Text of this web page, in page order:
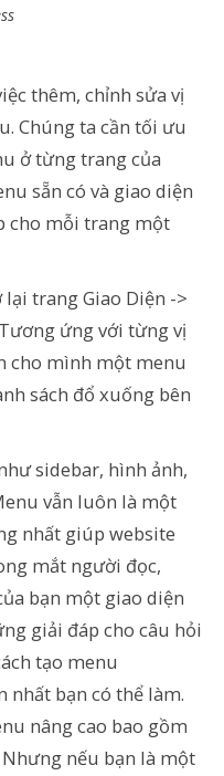
thêm, chỉnh sửa vị
Chúng ta cần tối ưu
ở từng trang của
sẵn có và giao diện
cho mỗi trang một
trang Giao Diện ->
ứng với từng vị
cho mình một menu
sách đổ xuống bên
sidebar, hình ảnh,
vẫn luôn là một
nhất giúp website
mắt người đọc,
bạn một giao diện
giải đáp cho câu hỏi
tạo menu
nhất bạn có thể làm.
nâng cao bao gồm
nếu bạn là một